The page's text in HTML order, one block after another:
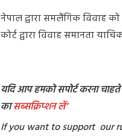
नेपाल द्वारा समलैंगिक विवाह
कोर्ट द्वारा विवाह समानता
यदि आप हमको सपोर्ट करना चाहते
कासब्सक्रिप्शनलें’
If you want to support our